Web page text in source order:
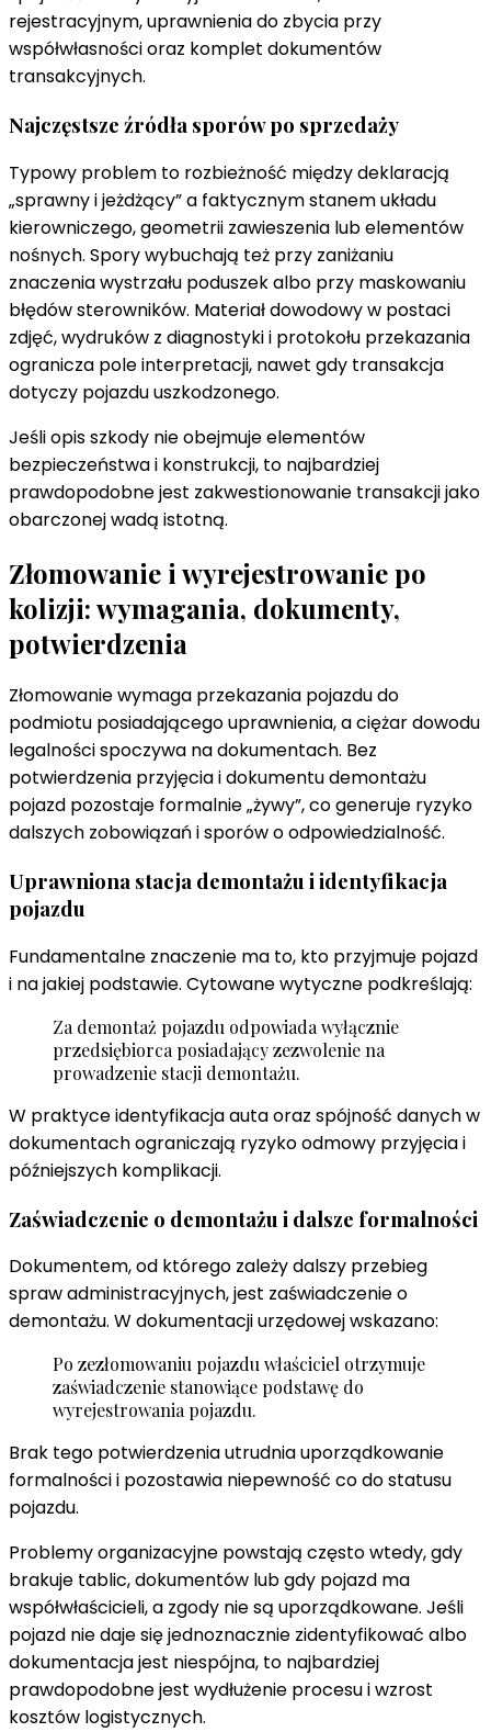
rejestracyjnym, uprawnienia do zbycia przy
współwłasności oraz komplet dokumentów
transakcyjnych.
Najczęstsze źródła sporów po sprzedaży
Typowy problem to rozbieżność między deklaracją
„sprawny i jeżdżący” a faktycznym stanem układu
kierowniczego, geometrii zawieszenia lub elementów
nośnych. Spory wybuchają też przy zaniżaniu
znaczenia wystrzału poduszek albo przy maskowaniu
błędów sterowników. Materiał dowodowy w postaci
zdjęć, wydruków z diagnostyki i protokołu przekazania
ogranicza pole interpretacji, nawet gdy transakcja
dotyczy pojazdu uszkodzonego.
Jeśli opis szkody nie obejmuje elementów
bezpieczeństwa i konstrukcji, to najbardziej
prawdopodobne jest zakwestionowanie transakcji jako
obarczonej wadą istotną.
Złomowanie i wyrejestrowanie po
kolizji: wymagania, dokumenty,
potwierdzenia
Złomowanie wymaga przekazania pojazdu do
podmiotu posiadającego uprawnienia, a ciężar dowodu
legalności spoczywa na dokumentach. Bez
potwierdzenia przyjęcia i dokumentu demontażu
pojazd pozostaje formalnie „żywy”, co generuje ryzyko
dalszych zobowiązań i sporów o odpowiedzialność.
Uprawniona stacja demontażu i identyfikacja
pojazdu
Fundamentalne znaczenie ma to, kto przyjmuje pojazd
i na jakiej podstawie. Cytowane wytyczne podkreślają:
Za demontaż pojazdu odpowiada wyłącznie
przedsiębiorca posiadający zezwolenie na
prowadzenie stacji demontażu.
W praktyce identyfikacja auta oraz spójność danych w
dokumentach ograniczają ryzyko odmowy przyjęcia i
późniejszych komplikacji.
Zaświadczenie o demontażu i dalsze formalności
Dokumentem, od którego zależy dalszy przebieg
spraw administracyjnych, jest zaświadczenie o
demontażu. W dokumentacji urzędowej wskazano:
Po zezłomowaniu pojazdu właściciel otrzymuje
zaświadczenie stanowiące podstawę do
wyrejestrowania pojazdu.
Brak tego potwierdzenia utrudnia uporządkowanie
formalności i pozostawia niepewność co do statusu
pojazdu.
Problemy organizacyjne powstają często wtedy, gdy
brakuje tablic, dokumentów lub gdy pojazd ma
współwłaścicieli, a zgody nie są uporządkowane. Jeśli
pojazd nie daje się jednoznacznie zidentyfikować albo
dokumentacja jest niespójna, to najbardziej
prawdopodobne jest wydłużenie procesu i wzrost
kosztów logistycznych.